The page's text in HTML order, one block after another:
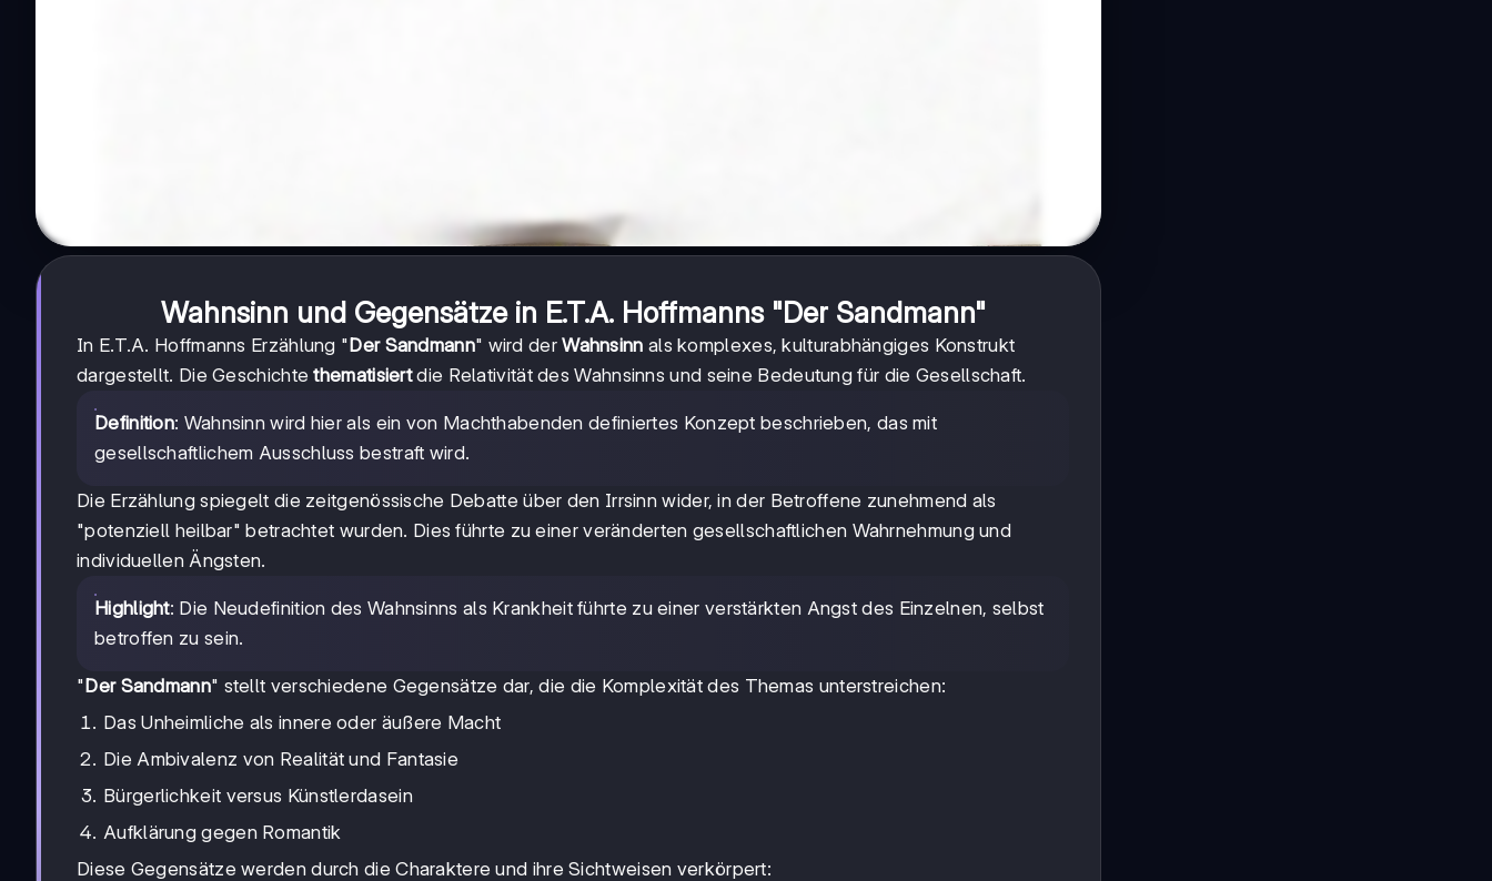
Wahnsinn und Gegensätze in E.T.A. Hoffmanns "Der Sandmann"
In E.T.A. Hoffmanns Erzählung "Der Sandmann" wird derWahnsinn als komplexes, kulturabhängiges Konstrukt
dargestellt. Die Geschichtethematisiertdie Relativität des Wahnsinns und seine Bedeutung für die Gesellschaft.
Definition: Wahnsinn wird hier als ein von Machthabenden definiertes Konzept beschrieben, das mit
gesellschaftlichem Ausschluss bestraft wird.
Die Erzählung spiegelt die zeitgenössische Debatte über den Irrsinn wider, in der Betroffene zunehmend als
"potenziell heilbar" betrachtet wurden. Dies führte zu einer veränderten gesellschaftlichen Wahrnehmung und
individuellen Ängsten.
Highlight: Die Neudefinition des Wahnsinns als Krankheit führte zu einer verstärkten Angst des Einzelnen, selbst
betroffen zu sein.
"Der Sandmann" stellt verschiedene Gegensätze dar, die die Komplexität des Themas unterstreichen:
Das Unheimliche als innere oder äußere Macht
Die Ambivalenz von Realität und Fantasie
Bürgerlichkeit versus Künstlerdasein
Aufklärung gegen Romantik
Diese Gegensätze werden durch die Charaktere und ihre Sichtweisen verkörpert: